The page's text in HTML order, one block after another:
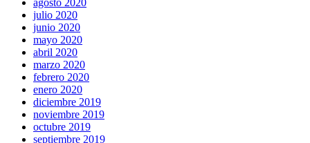
agosto 2020
julio 2020
junio 2020
mayo 2020
abril 2020
marzo 2020
febrero 2020
enero 2020
diciembre 2019
noviembre 2019
octubre 2019
septiembre 2019